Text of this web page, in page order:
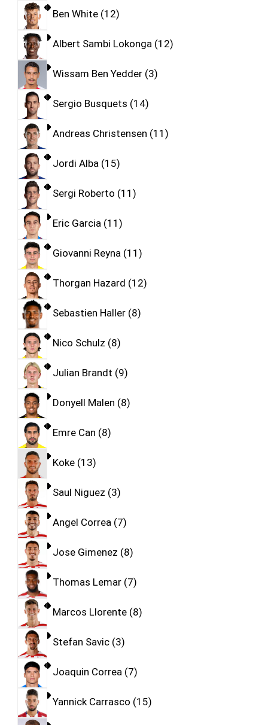
Ben White 12
Albert Sambi Lokonga 12
Wissam Ben Yedder 3
Sergio Busquets 14
Andreas Christensen 11
Jordi Alba 15
Sergi Roberto 11
Eric Garcia 11
Giovanni Reyna 11
Thorgan Hazard 12
Sebastien Haller 8
Nico Schulz 8
Julian Brandt 9
Donyell Malen 8
Emre Can 8
Koke 13
Saul Niguez 3
Angel Correa 7
Jose Gimenez 8
Thomas Lemar 7
Marcos Llorente 8
Stefan Savic 3
Joaquin Correa 7
Yannick Carrasco 15